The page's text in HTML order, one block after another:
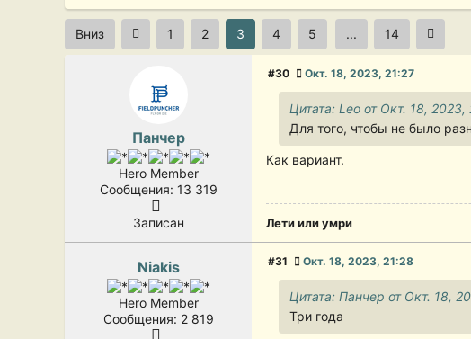
Вниз 1 2 3 4 5 ... 14
Панчер
Hero Member
Сообщения: 13 319
Записан
#30 Окт. 18, 2023, 21:27
Цитата: Leo от Окт. 18, 2023,
Для того, чтобы не было
Как вариант.
Лети или умри
Niakis
Hero Member
Сообщения: 2 819
#31 Окт. 18, 2023, 21:28
Цитата: Панчер от Окт. 18,
Три года